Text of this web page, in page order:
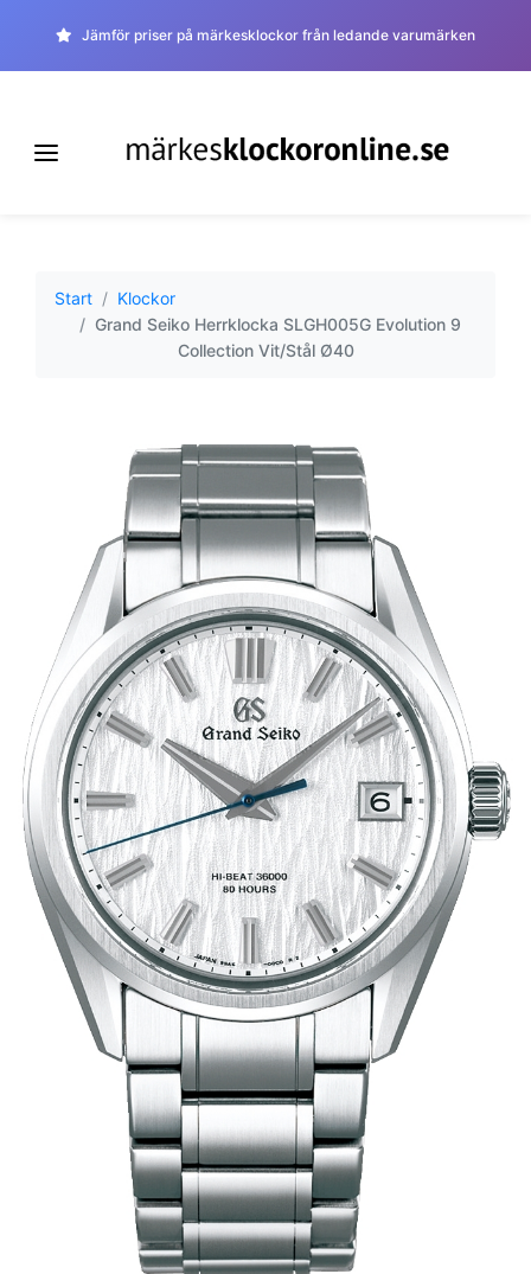
Jämför priser på märkesklockor från ledande varumärken
Start
Klockor
Grand Seiko Herrklocka SLGH005G Evolution 9
Collection Vit/Stål Ø40